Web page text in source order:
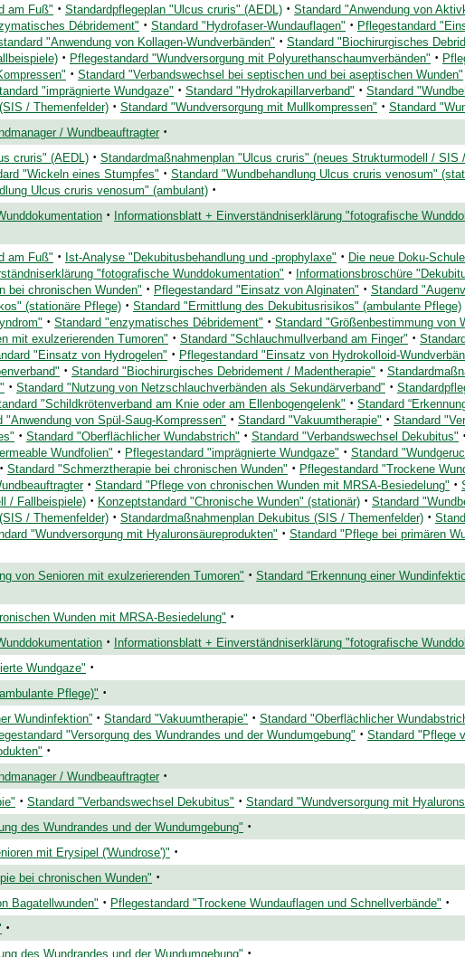
am Fuß" · Standardpflegeplan "Ulcus cruris" (AEDL) · Standard "Anwendung von
Débridement" · Standard "Hydrofaser-Wundauflagen" · Pflegestandard
"Anwendung von Kollagen-Wundverbänden" · Standard "Biochirurgisches
· Pflegestandard "Wundversorgung mit Polyurethanschaumverbänden" ·
· Standard "Verbandswechsel bei septischen und bei aseptischen Wunden"
"imprägnierte Wundgaze" · Standard "Hydrokapillarverband" · Standard
/ Themenfelder) · Standard "Wundversorgung mit Mullkompressen" · Standard
/ Wundbeauftragter ·
cruris" (AEDL) · Standardmaßnahmenplan "Ulcus cruris" (neues Strukturmodell / SIS
"Wickeln eines Stumpfes" · Standard "Wundbehandlung Ulcus cruris venosum"
Ulcus cruris venosum" (ambulant) ·
· Informationsblatt + Einverständniserklärung "fotografische
am Fuß" · Ist-Analyse "Dekubitusbehandlung und -prophylaxe" · Die neue Doku-
"fotografische Wunddokumentation" · Informationsbroschüre
bei chronischen Wunden" · Pflegestandard "Einsatz von Alginaten" · Standard
(stationäre Pflege) · Standard "Ermittlung des Dekubitusrisikos" (ambulante Pflege)
· Standard "enzymatisches Débridement" · Standard "Größenbestimmung von
mit exulzerierenden Tumoren" · Standard "Schlauchmullverband am Finger" ·
"Einsatz von Hydrogelen" · Pflegestandard "Einsatz von Hydrokolloid-
· Standard "Biochirurgisches Debridement / Madentherapie" ·
· Standard "Nutzung von Netzschlauchverbänden als Sekundärverband" ·
"Schildkrötenverband am Knie oder am Ellenbogengelenk" · Standard
"Anwendung von Spül-Saug-Kompressen" · Standard "Vakuumtherapie" · Standard
· Standard "Oberflächlicher Wundabstrich" · Standard "Verbandswechsel Dekubitus" ·
Wundfolien" · Pflegestandard "imprägnierte Wundgaze" · Standard
· Standard "Schmerztherapie bei chronischen Wunden" · Pflegestandard "Trockene
· Standard "Pflege von chronischen Wunden mit MRSA-Besiedelung" ·
/ Fallbeispiele) · Konzeptstandard "Chronische Wunden" (stationär) · Standard
/ Themenfelder) · Standardmaßnahmenplan Dekubitus (SIS / Themenfelder) ·
"Wundversorgung mit Hyaluronsäureprodukten" · Standard "Pflege bei primären
von Senioren mit exulzerierenden Tumoren" · Standard “Erkennung einer
Wunden mit MRSA-Besiedelung" ·
· Informationsblatt + Einverständniserklärung "fotografische
Wundgaze" ·
Pflege)" ·
Wundinfektion” · Standard "Vakuumtherapie" · Standard "Oberflächlicher
"Versorgung des Wundrandes und der Wundumgebung" · Standard "Pflege
·
/ Wundbeauftragter ·
· Standard "Verbandswechsel Dekubitus" · Standard "Wundversorgung mit
des Wundrandes und der Wundumgebung" ·
mit Erysipel ('Wundrose')" ·
bei chronischen Wunden" ·
Bagatellwunden" · Pflegestandard "Trockene Wundauflagen und Schnellverbände" ·
·
des Wundrandes und der Wundumgebung" ·